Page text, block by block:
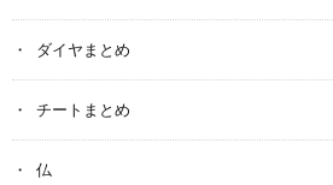
ダイヤまとめ
チートまとめ
仏